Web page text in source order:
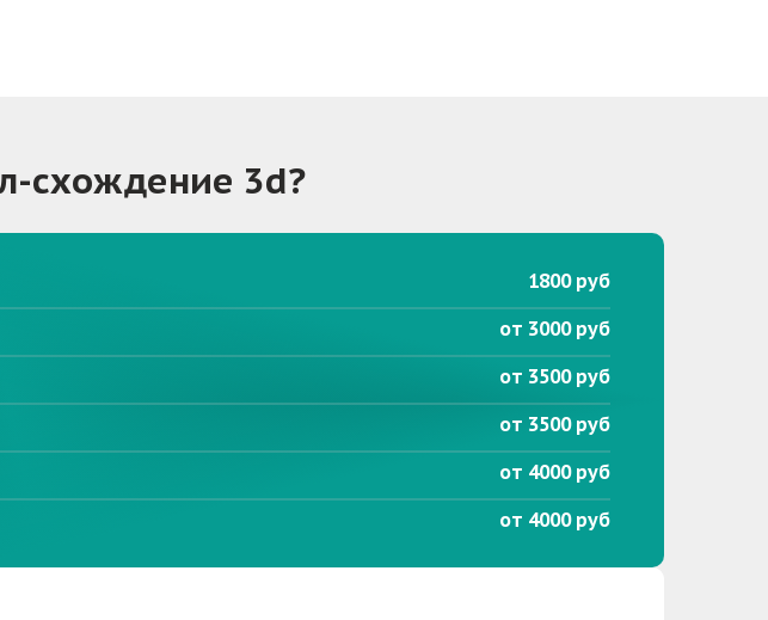
схождение 3d?
1800 руб
от 3000 руб
от 3500 руб
от 3500 руб
от 4000 руб
от 4000 руб